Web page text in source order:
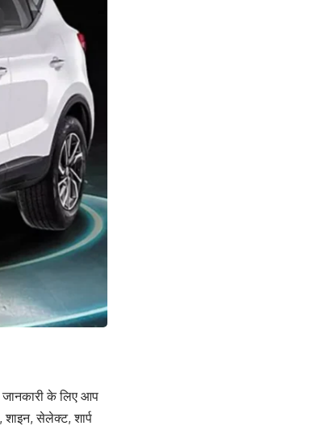
के लिए आप
सेलेक्ट, शार्प